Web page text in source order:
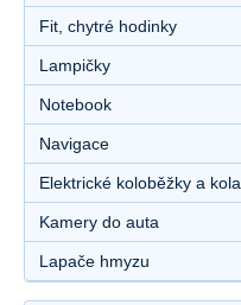
Fit, chytré hodinky
Lampičky
Notebook
Navigace
Elektrické koloběžky a kola
Kamery do auta
Lapače hmyzu